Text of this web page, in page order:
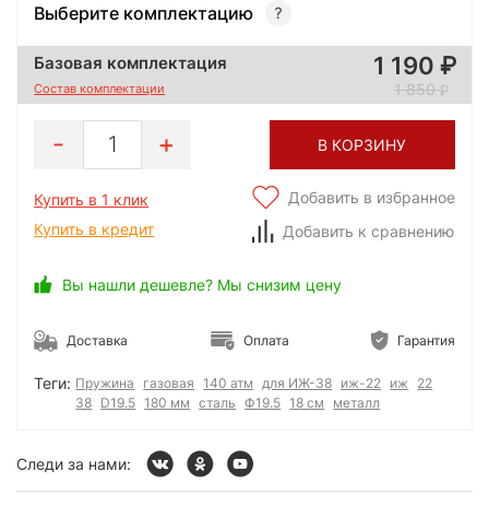
Выберите комплектацию
Базовая комплектация
Состав комплектации
1 190
1 850
1 В КОРЗИНУ
Купить в 1 клик
Купить в кредит
Добавить в избранное
Добавить к сравнению
Вы нашли дешевле? Мы снизим цену
Доставка Оплата Гарантия
Теги: Пружина газовая 140 атм для ИЖ-38 иж-22 иж
22
38 D19.5 180 мм сталь Ф19.5 18 см металл
Следи за нами: